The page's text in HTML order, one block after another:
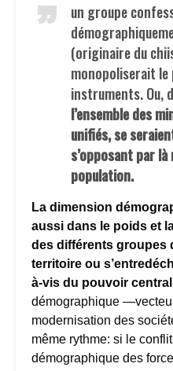
un groupe
(originaire du
monopoliserait
instruments. Ou,
l’ensemble des
unifiés, se
s’opposant par
population.
La dimension
aussi dans le poids et
des différents groupes
territoire ou
à-vis du pouvoir
démographique
modernisation des
même rythme: si le
démographique des